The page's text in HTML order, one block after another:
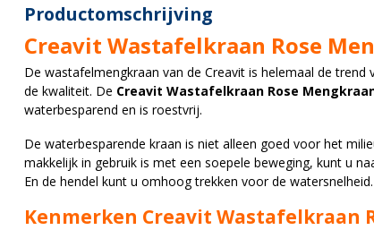
Productomschrijving
Creavit Wastafelkraan Rose
De wastafelmengkraan van de Creavit is helemaal de
de kwaliteit. De Creavit Wastafelkraan Rose
waterbesparend en is roestvrij.
De waterbesparende kraan is niet alleen goed voor het
makkelijk in gebruik is met een soepele beweging, kunt u
En de hendel kunt u omhoog trekken voor de watersnelheid.
Kenmerken Creavit Wastafelkraan